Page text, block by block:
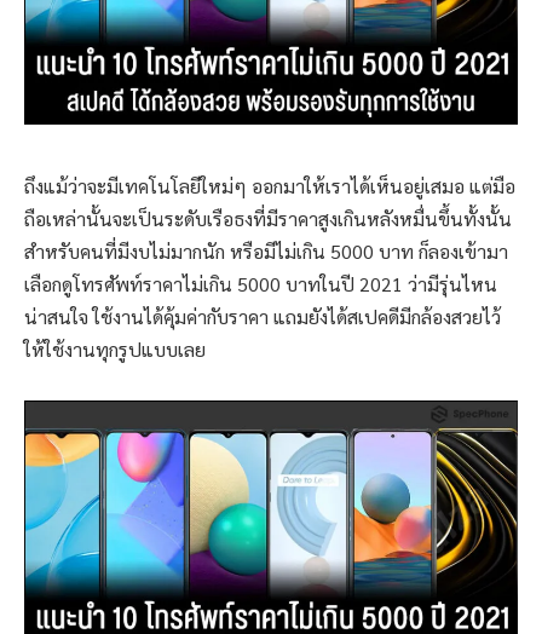
ถึงแม้ว่าจะมีเทคโนโลยีใหม่ๆ ออกมาให้เราได้เห็นอยู่เสมอ แต่มือ
ถือเหล่านั้นจะเป็นระดับเรือธงที่มีราคาสูงเกินหลังหมื่นขึ้นทั้งนั้น
สำหรับคนที่มีงบไม่มากนัก หรือมีไม่เกิน 5000 บาท ก็ลองเข้ามา
เลือกดูโทรศัพท์ราคาไม่เกิน 5000 บาทในปี 2021 ว่ามีรุ่นไหน
น่าสนใจ ใช้งานได้คุ้มค่ากับราคา แถมยังได้สเปคดีมีกล้องสวยไว้
ให้ใช้งานทุกรูปแบบเลย